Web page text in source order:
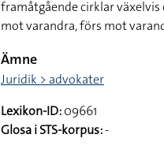
framåtgående cirklar
mot varandra, förs mot
Ämne
Juridik > advokater
Lexikon-ID:09661
Glosa i STS-korpus:-